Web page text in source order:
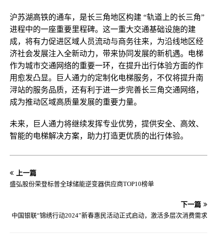
沪苏湖高铁的通车，是长三角地区构建 “轨道上的长三角”
进程中的一座重要里程碑。这一重大交通基础设施的建
成，将有力促进区域人员流动与商务往来，为沿线地区经
济社会发展注入全新动力，带来协同发展的新机遇。电梯
作为城市交通网络的重要一环，在提升出行体验方面的作
用愈发凸显。巨人通力的定制化电梯服务，不仅将提升南
浔站的服务品质，还有利于进一步完善长三角交通网络，
成为推动区域高质量发展的重要力量。
未来，巨人通力将继续发挥专业优势，提供安全、高效、
智能的电梯解决方案，助力打造更优质的出行体验。
上一篇
盛弘股份荣登标普全球储能逆变器供应商TOP10榜单
下一篇
中国银联“锦绣行动2024”新春惠民活动正式启动，激活多层次消费需求